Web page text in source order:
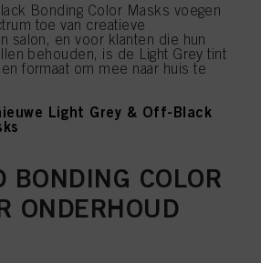
Bonding Color Masks voegen
toe van creatieve
salon, en voor klanten die hun
behouden, is de Light Grey tint
formaat om mee naar huis te
Light Grey & Off-Black
BONDING COLOR
ONDERHOUD